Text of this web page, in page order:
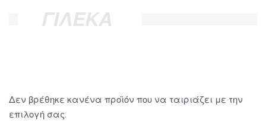
ΓΙΛΕΚΑ
Δεν βρέθηκε κανένα προϊόν που να ταιριάζει με την
επιλογή σας.